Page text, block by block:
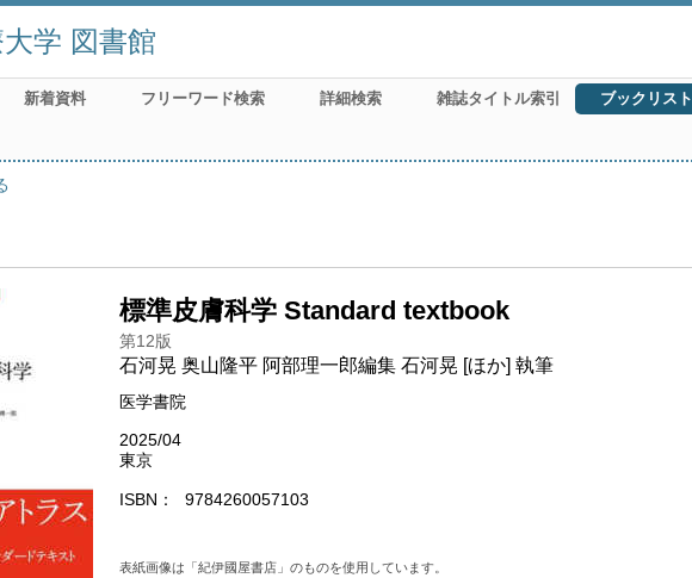
学 図書館
新着資料 フリーワード検索 詳細検索 雑誌タイトル索引 ブックリスト
標準皮膚科学 Standard textbook
第12版
石河晃 奥山隆平 阿部理一郎編集 石河晃 [ほか] 執筆
医学書院
2025/04
東京
ISBN 9784260057103
表紙画像は「紀伊國屋書店」のものを使用しています。